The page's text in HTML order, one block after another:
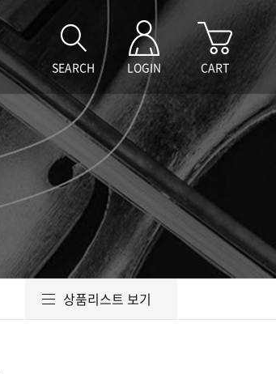
SEARCH LOGIN CART
상품리스트 보기